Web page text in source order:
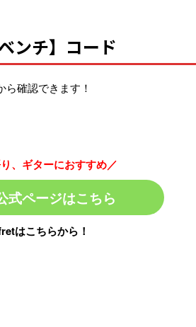
ンチ】コード
確認できます！
、ギターにおすすめ／
式ページはこちら
はこちらから！